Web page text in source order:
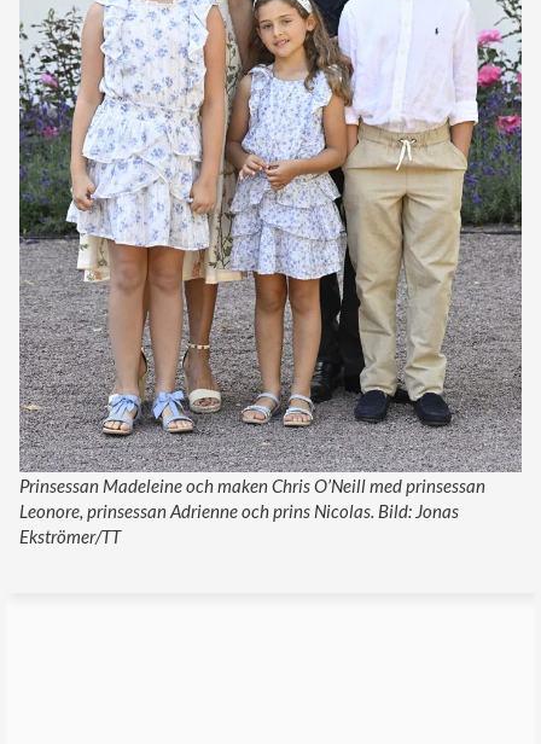
Prinsessan Madeleine och maken Chris O’Neill med prinsessan
Leonore, prinsessan Adrienne och prins Nicolas. Bild: Jonas
Ekströmer/TT